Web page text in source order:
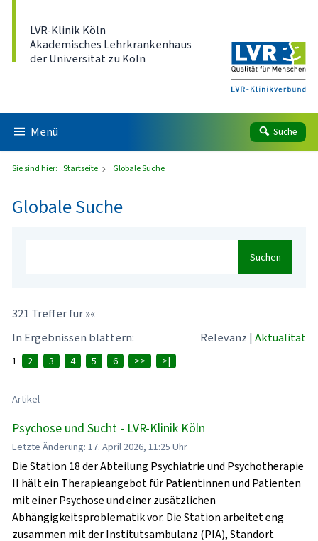
LVR-Klinik Köln
Akademisches Lehrkrankenhaus
der Universität zu Köln
Menü Suche
Sie sind hier: Startseite Globale Suche
Globale Suche
Suchen
321 Treffer für »«
In Ergebnissen blättern:
Relevanz | Aktualität
1 2 3 4 5 6 >> >|
Artikel
Psychose und Sucht - LVR-Klinik Köln
Letzte Änderung: 17. April 2026, 11:25 Uhr
Die Station 18 der Abteilung Psychiatrie und Psychotherapie
II hält ein Therapieangebot für Patientinnen und Patienten
mit einer Psychose und einer zusätzlichen
Abhängigkeitsproblematik vor. Die Station arbeitet eng
zusammen mit der Institutsambulanz (PIA), Standort